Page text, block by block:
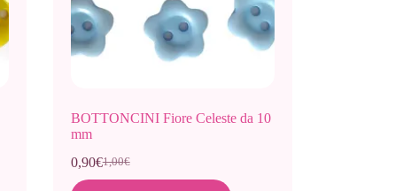
BOTTONCINI Fiore Celeste da 10
mm
1,00€
Il
prezzo
0,90€Il
prezzo